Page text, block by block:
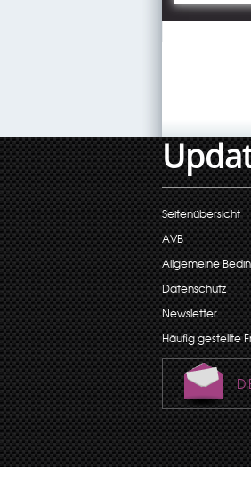
Seitenübersicht
AVB
Allgemeine
Datenschutz
Newsletter
Häufig gestellte